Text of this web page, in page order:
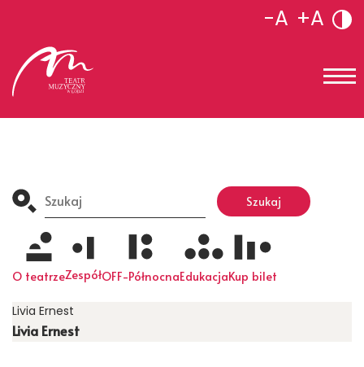
-A +A
for:
Szukaj
O teatrzeZespółOFF-PółnocnaEdukacjaKup bilet
Livia Ernest
Livia Ernest